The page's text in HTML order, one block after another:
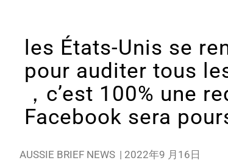
les États-Unis se
pour auditer tous
，c’est 100% une
Facebook sera
AUSSIE BRIEF NEWS | 2022年9 月16日